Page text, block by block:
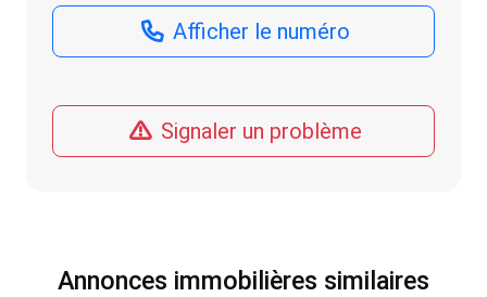
Afficher le numéro
Signaler un problème
Annonces immobilières similaires